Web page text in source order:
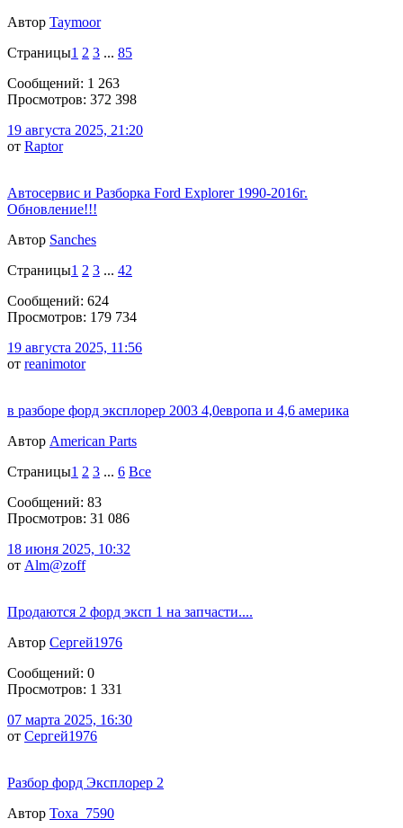
Автор Taymoor
Страницы1 2 3 ... 85
Сообщений: 1 263
Просмотров: 372 398
19 августа 2025, 21:20
от Raptor
Автосервис и Разборка Ford Explorer 1990-2016г.
Обновление!!!
Автор Sanches
Страницы1 2 3 ... 42
Сообщений: 624
Просмотров: 179 734
19 августа 2025, 11:56
от reanimotor
в разборе форд эксплорер 2003 4,0европа и 4,6 америка
Автор American Parts
Страницы1 2 3 ... 6 Все
Сообщений: 83
Просмотров: 31 086
18 июня 2025, 10:32
от Alm@zoff
Продаются 2 форд эксп 1 на запчасти....
Автор Сергей1976
Сообщений: 0
Просмотров: 1 331
07 марта 2025, 16:30
от Сергей1976
Разбор форд Эксплорер 2
Автор Тоха_7590